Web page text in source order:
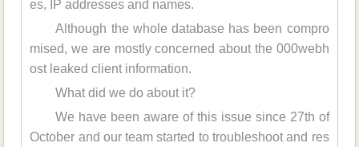
es, IP addresses and names.
Although the whole database has been compro
mised, we are mostly concerned about the 000webh
ost leaked client information.
What did we do about it?
We have been aware of this issue since 27th of
October and our team started to troubleshoot and res